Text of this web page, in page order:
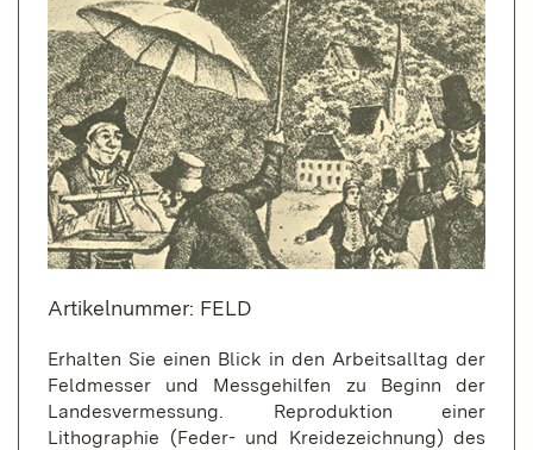
Artikelnummer: FELD
Erhalten Sie einen Blick in den Arbeitsalltag der
Feldmesser und Messgehilfen zu Beginn der
Landesvermessung. Reproduktion einer
Lithographie (Feder- und Kreidezeichnung) des